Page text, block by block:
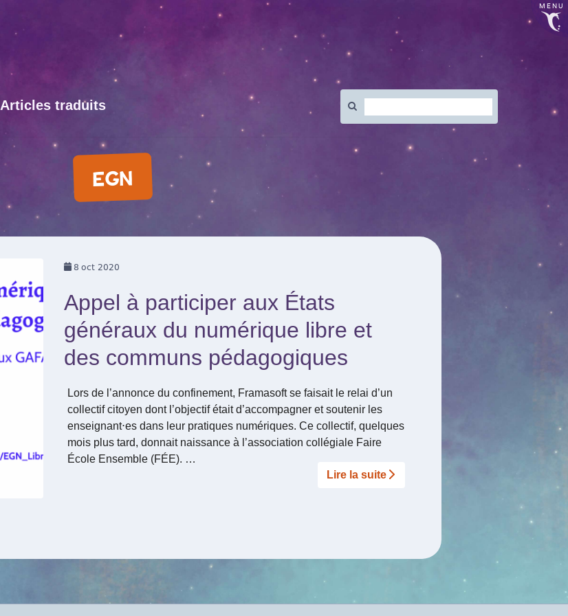
MENU
Articles traduits
:
EGN
8 oct 2020
Appel à participer aux États
généraux du numérique libre et
des communs pédagogiques
Lors de l’annonce du confinement, Framasoft se faisait le relai d’un
collectif citoyen dont l’objectif était d’accompagner et soutenir les
enseignant⋅es dans leur pratiques numériques. Ce collectif, quelques
mois plus tard, donnait naissance à l’association collégiale Faire
École Ensemble (FÉE). …
Lire la suite­­